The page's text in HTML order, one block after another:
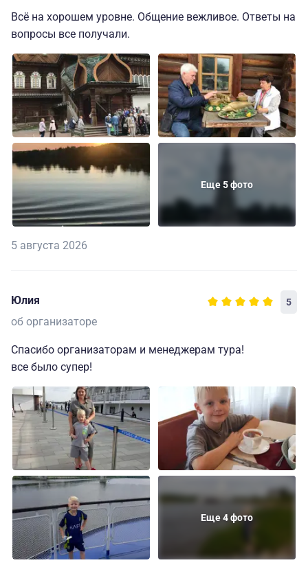
Всё на хорошем уровне. Общение вежливое. Ответы на
вопросы все получали.
Еще 5 фото
5 августа 2026
Юлия 5
об организаторе
Спасибо организаторам и менеджерам тура!
все было супер!
Еще 4 фото